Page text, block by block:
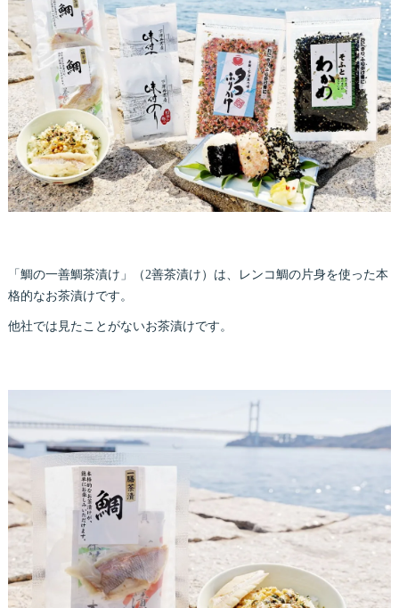
「鯛の一善鯛茶漬け」（2善茶漬け）は、レンコ鯛の片身を使った本
格的なお茶漬けです。
他社では見たことがないお茶漬けです。